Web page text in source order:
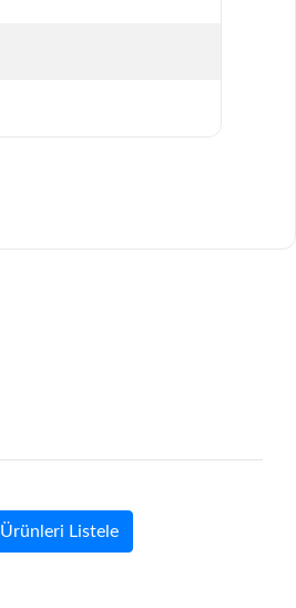
Ürünleri Listele